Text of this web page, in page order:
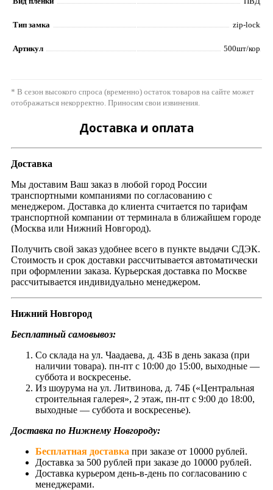
Тип замка zip-lock
Артикул 500шт/кор
* В сезон высокого спроса (временно) остаток товаров на сайте может
отображаться некорректно. Приносим свои извинения.
Доставка и оплата
Доставка
Мы доставим Ваш заказ в любой город России
транспортными компаниями по согласованию с
менеджером. Доставка до клиента считается по тарифам
транспортной компании от терминала в ближайшем городе
(Москва или Нижний Новгород).
Получить свой заказ удобнее всего в пункте выдачи СДЭК.
Стоимость и срок доставки рассчитывается автоматически
при оформлении заказа. Курьерская доставка по Москве
рассчитывается индивидуально менеджером.
Нижний Новгород
Бесплатный самовывоз:
Со склада на ул. Чаадаева, д. 43Б в день заказа (при
наличии товара). пн-пт с 10:00 до 15:00, выходные —
суббота и воскресенье.
Из шоурума на ул. Литвинова, д. 74Б («Центральная
строительная галерея», 2 этаж, пн-пт с 9:00 до 18:00,
выходные — суббота и воскресенье).
Доставка по Нижнему Новгороду:
Бесплатная доставка при заказе от 10000 рублей.
Доставка за 500 рублей при заказе до 10000 рублей.
Доставка курьером день-в-день по согласованию с
менеджерами.